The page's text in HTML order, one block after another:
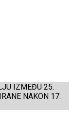
IZMEĐU 25.
NAKON 17.